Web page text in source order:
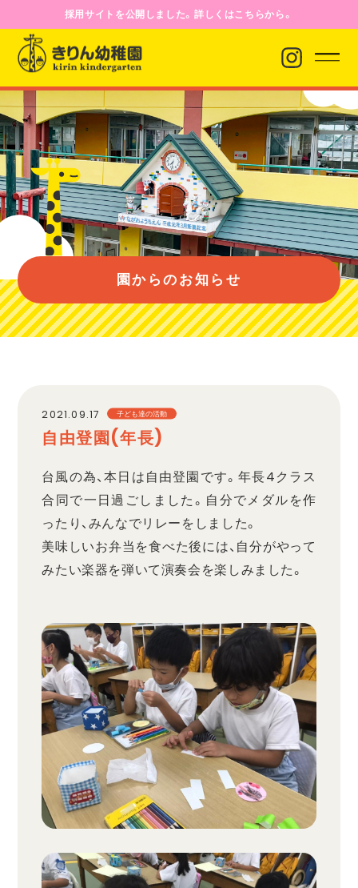
採用サイトを公開しました。詳しくはこちらから。
園からのお知らせ
園について
園のようす
バス経路
プライバシーポリシー
園からのお知らせ
2021.09.17 子ども達の活動
自由登園(年長)
台風の為、本日は自由登園です。年長4クラス
合同で一日過ごしました。自分でメダルを作
ったり、みんなでリレーをしました。
美味しいお弁当を食べた後には、自分がやって
みたい楽器を弾いて演奏会を楽しみました。